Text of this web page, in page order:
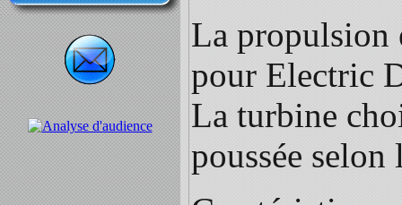
La propulsion
pour Electric
La turbine
poussée